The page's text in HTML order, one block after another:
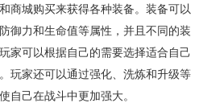
商城购买来获得各种装备。装备可以
御力和生命值等属性，并且不同的装
家可以根据自己的需要选择适合自己
玩家还可以通过强化、洗炼和升级等
自己在战斗中更加强大。